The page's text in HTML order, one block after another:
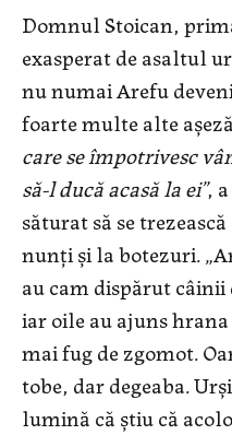
Domnul Stoican,
exasperat de asaltul
nu numai Arefu
foarte multe alte
care se împotrivesc
să-l ducă acasă la ei”,
săturat să se
nunți și la botezuri.
au cam dispărut
iar oile au ajuns
mai fug de zgomot.
tobe, dar degeaba.
lumină că ştiu că